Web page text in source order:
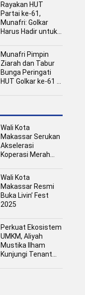
Rayakan HUT
Partai ke-61,
Munafri: Golkar
Harus Hadir untuk
Munafri Pimpin
Ziarah dan Tabur
Bunga Peringati
HUT Golkar ke-61 di
Wali Kota
Makassar Serukan
Akselerasi
Koperasi Merah
Prabowo
Wali Kota
Makassar Resmi
Buka Livin’ Fest
2025
Perkuat Ekosistem
UMKM, Aliyah
Mustika Ilham
Kunjungi Tenant